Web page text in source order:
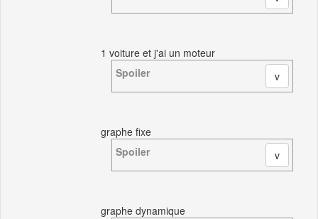
1 voiture et j'ai un moteur
Spoiler
graphe fixe
Spoiler
graphe dynamique